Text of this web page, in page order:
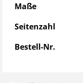
Maße
Seitenzahl
Bestell-Nr.